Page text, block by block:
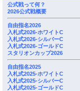
公式戦って何？
2026公式戦概要
自由指名2026
入札式2026-ホワイトC
入札式2026-シルバーC
入札式2026-ゴールドC
スタリオンカップ2026
自由指名2025
入札式2025-ホワイトC
入札式2025-シルバーC
入札式2025-ゴールドC